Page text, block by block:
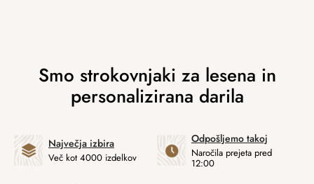
Največja izbira
Več kot 4000 izdelkov
Odpošljemo takoj
Naročila prejeta pred
12:00